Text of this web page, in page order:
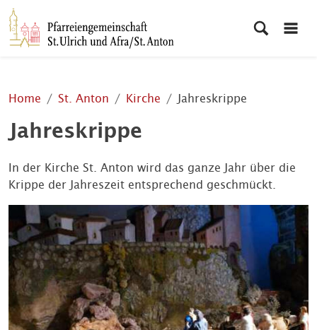
Home St. Anton Kirche Jahreskrippe
Jahreskrippe
In der Kirche St. Anton wird das ganze Jahr über die
Krippe der Jahreszeit entsprechend geschmückt.